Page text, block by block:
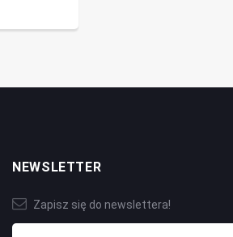
NEWSLETTER
Zapisz się do newslettera!